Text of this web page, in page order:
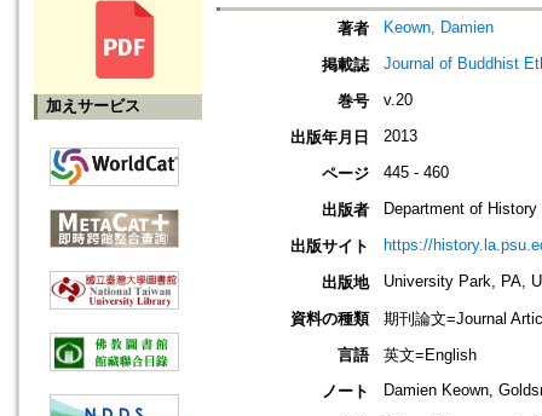
加えサービス
著者 Keown, Damien
掲載誌 Journal of Buddhist
巻号 v.20
出版年月日 2013
ページ 445 - 460
出版者 Department of
出版サイト https://
出版地 University Park, PA,
資料の種類
期刊論文=Journal
言語
英文=English
ノート
Damien Keown,